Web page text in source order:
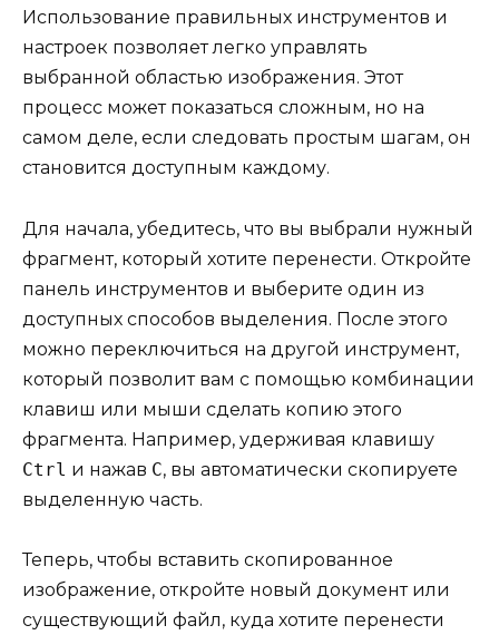
Использование правильных инструментов и
настроек позволяет легко управлять
выбранной областью изображения. Этот
процесс может показаться сложным, но на
самом деле, если следовать простым шагам, он
становится доступным каждому.
Для начала, убедитесь, что вы выбрали нужный
фрагмент, который хотите перенести. Откройте
панель инструментов и выберите один из
доступных способов выделения. После этого
можно переключиться на другой инструмент,
который позволит вам с помощью комбинации
клавиш или мыши сделать копию этого
фрагмента. Например, удерживая клавишу
Ctrl и нажав C, вы автоматически скопируете
выделенную часть.
Теперь, чтобы вставить скопированное
изображение, откройте новый документ или
существующий файл, куда хотите перенести